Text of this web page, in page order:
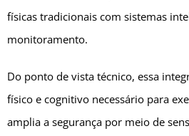
físicas tradicionais com sistemas
monitoramento.
Do ponto de vista técnico, essa
físico e cognitivo necessário para
amplia a segurança por meio de